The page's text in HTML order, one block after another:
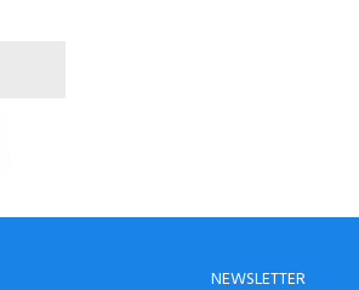
NEWSLETTER